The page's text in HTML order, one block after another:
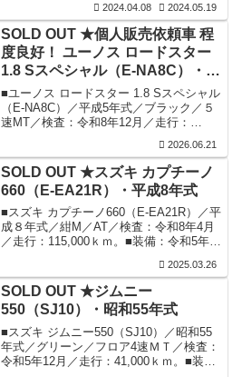
エアコン含み各機関良好／外装はエクボ
はございますが気になる大きなキズや凹
みはごいません／左前側フロントバンパ
ーにタッチペンの補修有り／内装も年式
を考えれば上質な状態を維持／純正フロ
アカーペットは全て取外して装備されて
いません／ミッションは56,000キロ走行
のミッションに交換／社外品としまして
アルミホイール...
2024.04.08 2024.05.19
SOLD OUT ★個人販売依頼車 程
度良好！ ユーノス ロードスター
1.8 Sスペシャル（E-NA8C）・平
成5年式ですが、新たなオーナー
様に引き取られて行きました。
■ユーノス ロードスター 1.8 Sスペシャル
（E-NA8C）／平成5年式／ブラック／５
速MT／検査：令和8年12月／走行：
エクボはございますが目視で錆発生箇所
も見当たらず良好な状態を維持／内装も
良好な状態・社外シートカバー装着され
ていますがシート自体も問題無し／各機
関良好／エンジンは令和4年4月の走行：
118,425km時に45万円投与にてOH済（詳
細及び明細有り）よってエンジンOH後の
2026.06.21
SOLD OUT ★スズキ カプチーノ
660（E-EA21R）・平成8年式
■スズキ カプチーノ660（E-EA21R）／平
成８年式／紺M／AT／検査：令和8年4月
／走行：115,000ｋｍ。■装備：令和5年3
与し（明細有り）リビルトエンジン載せ
替えと同時に新品取り寄せ可能なホース
類は新交換／そしてリビルトエンジン載
せ替え後から今日まで約600ｋｍ走行／各
機関良好／オリジナル度高い内外装共良
好で末永く維持していける上質な部類に
入るカプチーノだと思います（但し左リ
2025.03.26
SOLD OUT ★ジムニー
550（SJ10）・昭和55年式
■スズキ ジムニー550（SJ10）／昭和55
年式／グリーン／フロア4速ＭＴ／検査：
令和5年12月／走行：41,000ｋｍ。■装